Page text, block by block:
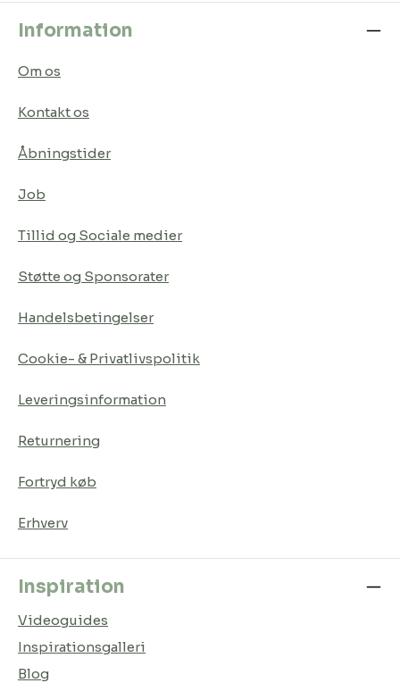
Information
Om os
Kontakt os
Åbningstider
Job
Tillid og Sociale medier
Støtte og Sponsorater
Handelsbetingelser
Cookie- & Privatlivspolitik
Leveringsinformation
Returnering
Fortryd køb
Erhverv
Inspiration
Videoguides
Inspirationsgalleri
Blog